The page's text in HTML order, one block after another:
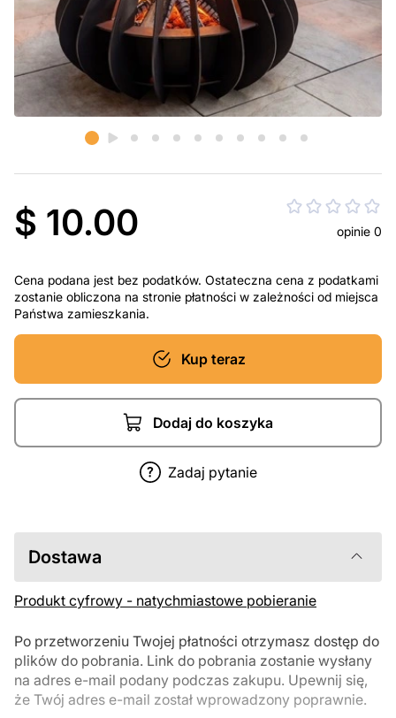
$ 10.00 opinie 0
Cena podana jest bez podatków. Ostateczna cena z podatkami
zostanie obliczona na stronie płatności w zależności od miejsca
Państwa zamieszkania.
Kup teraz
Dodaj do koszyka
Zadaj pytanie
Dostawa
Produkt cyfrowy - natychmiastowe pobieranie
Po przetworzeniu Twojej płatności otrzymasz dostęp do
plików do pobrania. Link do pobrania zostanie wysłany
na adres e-mail podany podczas zakupu. Upewnij się,
że Twój adres e-mail został wprowadzony poprawnie.